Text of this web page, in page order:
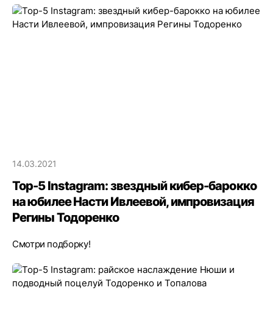
14.03.2021
Top-5 Instagram: звездный кибер-барокко
на юбилее Насти Ивлеевой, импровизация
Регины Тодоренко
Смотри подборку!